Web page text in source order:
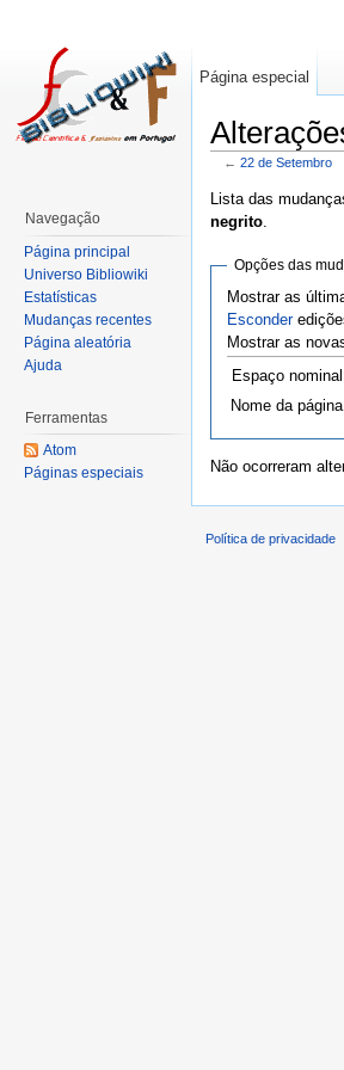
← 22 de Setembro
Lista das
negrito
Opções das
Mostrar as
Esconder
Mostrar as
Espaço
Nome da
Não ocorreram
Página especial
Navegação
Página principal
Universo Bibliowiki
Estatísticas
Mudanças recentes
Página aleatória
Ajuda
Ferramentas
Atom
Páginas especiais
Política de privacidade